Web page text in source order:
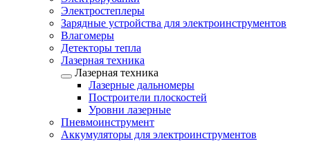
Электростеплеры
Зарядные устройства для электроинструментов
Влагомеры
Детекторы тепла
Лазерная техника
Лазерная техника
Лазерные дальномеры
Построители плоскостей
Уровни лазерные
Пневмоинструмент
Аккумуляторы для электроинструментов